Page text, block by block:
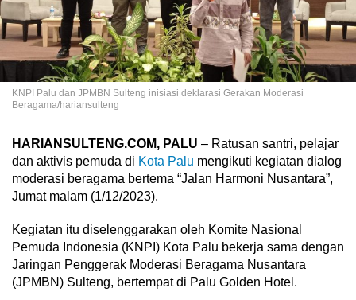
KNPI Palu dan JPMBN Sulteng inisiasi deklarasi Gerakan Moderasi
Beragama/hariansulteng
HARIANSULTENG.COM, PALU – Ratusan santri, pelajar
dan aktivis pemuda di Kota Palu mengikuti kegiatan dialog
moderasi beragama bertema “Jalan Harmoni Nusantara”,
Jumat malam (1/12/2023).
Kegiatan itu diselenggarakan oleh Komite Nasional
Pemuda Indonesia (KNPI) Kota Palu bekerja sama dengan
Jaringan Penggerak Moderasi Beragama Nusantara
(JPMBN) Sulteng, bertempat di Palu Golden Hotel.